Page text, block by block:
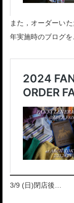
また，オーダーい
年実施時のブログ
3/9 (日)閉店後…